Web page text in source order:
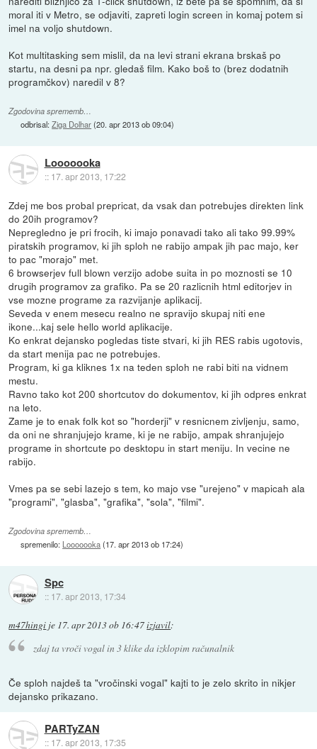
moral iti v Metro, se odjaviti, zapreti login screen in komaj potem si
imel na voljo shutdown.
Kot multitasking sem mislil, da na levi strani ekrana brskaš po
startu, na desni pa npr. gledaš film. Kako boš to (brez dodatnih
programčkov) naredil v 8?
Zgodovina sprememb…
odbrisal:Ziga Dolhar(20. apr 2013 ob 09:04)
Looooooka
:: 17. apr 2013, 17:22
Zdej me bos probal prepricat, da vsak dan potrebujes direkten link
do 20ih programov?
Nepregledno je pri frocih, ki imajo ponavadi tako ali tako 99.99%
piratskih programov, ki jih sploh ne rabijo ampak jih pac majo, ker
to pac "morajo" met.
6 browserjev full blown verzijo adobe suita in po moznosti se 10
drugih programov za grafiko. Pa se 20 razlicnih html editorjev in
vse mozne programe za razvijanje aplikacij.
Seveda v enem mesecu realno ne spravijo skupaj niti ene
ikone...kaj sele hello world aplikacije.
Ko enkrat dejansko pogledas tiste stvari, ki jih RES rabis ugotovis,
da start menija pac ne potrebujes.
Program, ki ga kliknes 1x na teden sploh ne rabi biti na vidnem
mestu.
Ravno tako kot 200 shortcutov do dokumentov, ki jih odpres enkrat
na leto.
Zame je to enak folk kot so "horderji" v resnicnem zivljenju, samo,
da oni ne shranjujejo krame, ki je ne rabijo, ampak shranjujejo
programe in shortcute po desktopu in start meniju. In vecine ne
rabijo.
Vmes pa se sebi lazejo s tem, ko majo vse "urejeno" v mapicah ala
"programi", "glasba", "grafika", "sola", "filmi".
Zgodovina sprememb…
spremenilo: Looooooka(17. apr 2013 ob 17:24)
Spc
:: 17. apr 2013, 17:34
m47hingi je 17. apr 2013 ob 16:47izjavil:
zdaj ta vroči vogal in 3 klike da izklopim računalnik
Če sploh najdeš ta "vročinski vogal" kajti to je zelo skrito in nikjer
dejansko prikazano.
PARTyZAN
:: 17. apr 2013, 17:35